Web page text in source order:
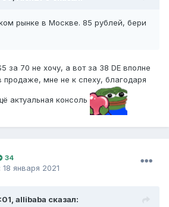
рынке в Москве. 85 рублей, бери
за 70 не хочу, а вот за 38 DE вполне
продаже, мне не к спеху, благодаря
актуальная консоль
34
18 января 2021
allibaba сказал: